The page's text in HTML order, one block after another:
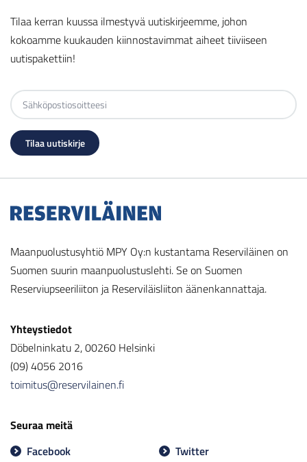
Tilaa kerran kuussa ilmestyvä uutiskirjeemme, johon
kokoamme kuukauden kiinnostavimmat aiheet tiiviiseen
uutispakettiin!
Maanpuolustusyhtiö MPY Oy:n kustantama Reserviläinen on
Suomen suurin maanpuolustuslehti. Se on Suomen
Reserviupseeriliiton ja Reserviläisliiton äänenkannattaja.
Yhteystiedot
Döbelninkatu 2, 00260 Helsinki
(09) 4056 2016
toimitus@reservilainen.fi
Seuraa meitä
Facebook
Twitter